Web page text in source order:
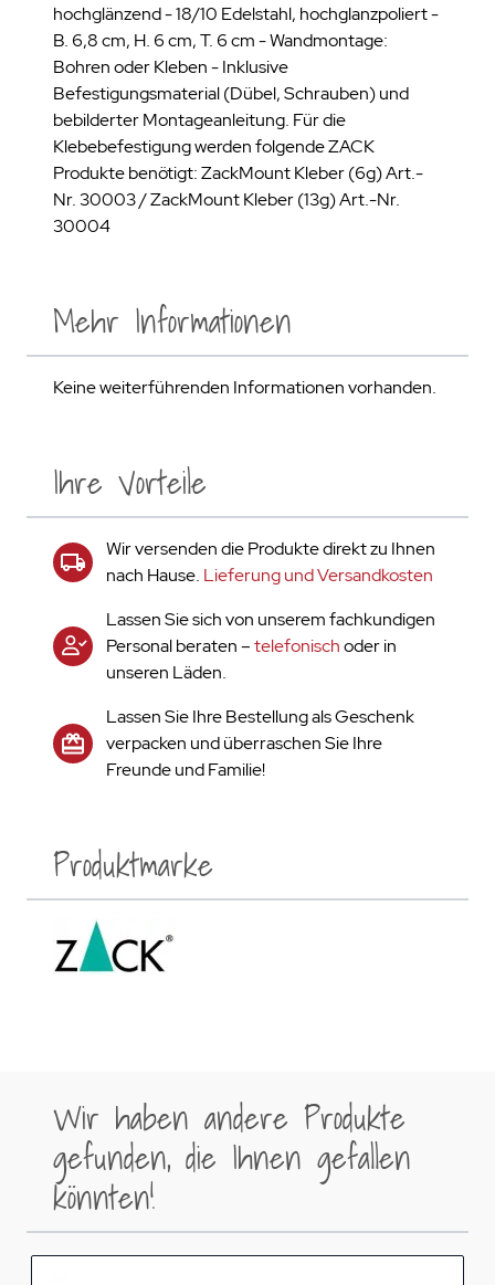
hochglänzend - 18/10 Edelstahl, hochglanzpoliert -
B. 6,8 cm, H. 6 cm, T. 6 cm - Wandmontage:
Bohren oder Kleben - Inklusive
Befestigungsmaterial (Dübel, Schrauben) und
bebilderter Montageanleitung. Für die
Klebebefestigung werden folgende ZACK
Produkte benötigt: ZackMount Kleber (6g) Art.-
Nr. 30003 / ZackMount Kleber (13g) Art.-Nr.
30004
Ihre Vorteile
Wir versenden die Produkte direkt zu Ihnen
nach Hause. Lieferung und Versandkosten
Lassen Sie sich von unserem fachkundigen
Personal beraten –telefonischoder in
unseren Läden.
Lassen Sie Ihre Bestellung als Geschenk
verpacken und überraschen Sie Ihre
Freunde und Familie!
Mehr Informationen
Keine weiterführenden Informationen vorhanden.
Produktmarke
Wir haben andere Produkte
gefunden, die Ihnen gefallen
könnten!